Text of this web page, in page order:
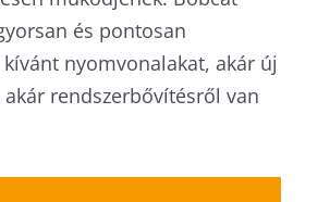
és pontosan
nyomvonalakat, akár új
rendszerbővítésről van